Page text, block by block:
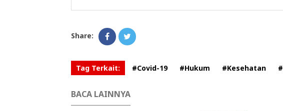
Share:
Tag Terkait: #Covid-19 #Hukum #Kesehatan
BACA LAINNYA